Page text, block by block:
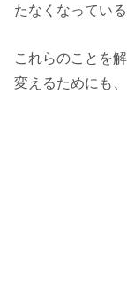
たなくなってい
これらのことを
変えるためにも